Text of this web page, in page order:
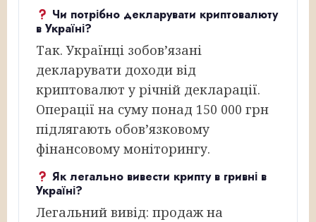
Чи потрібно декларувати криптовалюту
в Україні?
Так. Українці зобов’язані
декларувати доходи від
криптовалют у річній декларації.
Операції на суму понад 150 000 грн
підлягають обов’язковому
фінансовому моніторингу.
Як легально вивести крипту в гривні в
Україні?
Легальний вивід: продаж на